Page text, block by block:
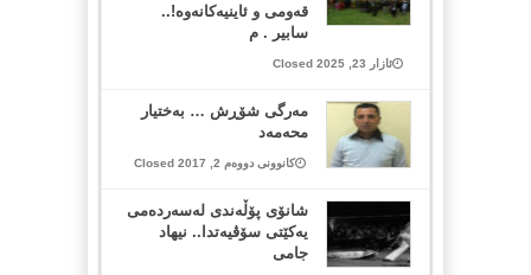
قەومی و ئاینیەکانەوە!..
سابیر . م
ئازار 23, 2025 Closed
مه‌رگی شۆڕش … به‌ختیار
محه‌مه‌د
کانوونی دووەم 2, 2017 Closed
شانۆی پۆڵەندی لەسەردەمی
یەکێتی سۆڤیەتدا.. نیهاد
جامی